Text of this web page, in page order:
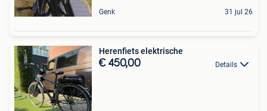
Genk 31 jul 26
Herenfiets elektrische
€ 450,00 Details